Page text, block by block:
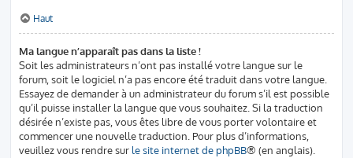
Haut
Ma langue n’apparaît pas dans la liste !
Soit les administrateurs n’ont pas installé votre langue sur le
forum, soit le logiciel n’a pas encore été traduit dans votre langue.
Essayez de demander à un administrateur du forum s’il est possible
qu’il puisse installer la langue que vous souhaitez. Si la traduction
désirée n’existe pas, vous êtes libre de vous porter volontaire et
commencer une nouvelle traduction. Pour plus d’informations,
veuillez vous rendre sur le site internet de phpBB® (en anglais).